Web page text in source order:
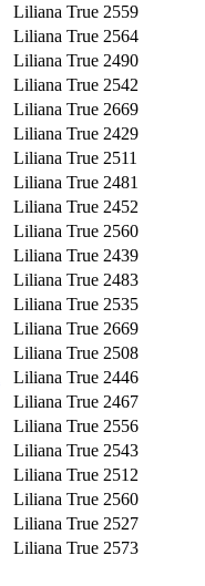
Liliana True 2559
Liliana True 2564
Liliana True 2490
Liliana True 2542
Liliana True 2669
Liliana True 2429
Liliana True 2511
Liliana True 2481
Liliana True 2452
Liliana True 2560
Liliana True 2439
Liliana True 2483
Liliana True 2535
Liliana True 2669
Liliana True 2508
Liliana True 2446
Liliana True 2467
Liliana True 2556
Liliana True 2543
Liliana True 2512
Liliana True 2560
Liliana True 2527
Liliana True 2573